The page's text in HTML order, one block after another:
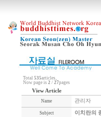
Total 535articles,
Now page is 2 / 27pages
View Article
Name 관리자
Subject 이치란의